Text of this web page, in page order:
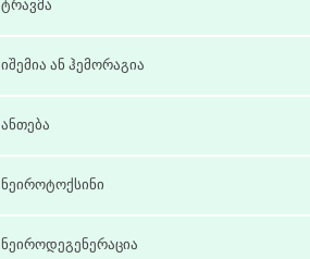
ტრავმა
იშემია ან ჰემორაგია
ანთება
ნეიროტოქსინი
ნეიროდეგენერაცია